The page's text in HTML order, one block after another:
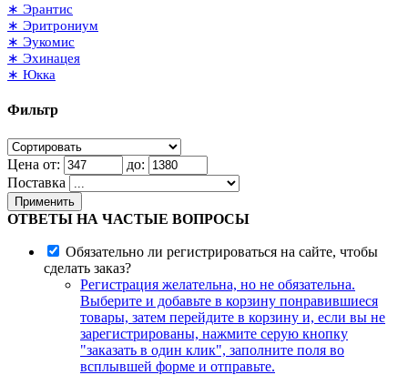
∗ Эрантис
∗ Эритрониум
∗ Эукомис
∗ Эхинацея
∗ Юкка
Фильтр
Цена от:
до:
Поставка
Применить
ОТВЕТЫ НА ЧАСТЫЕ ВОПРОСЫ
Обязательно ли регистрироваться на сайте, чтобы
сделать заказ?
Регистрация желательна, но не обязательна.
Выберите и добавьте в корзину понравившиеся
товары, затем перейдите в корзину и, если вы не
зарегистрированы, нажмите серую кнопку
"заказать в один клик", заполните поля во
всплывшей форме и отправьте.